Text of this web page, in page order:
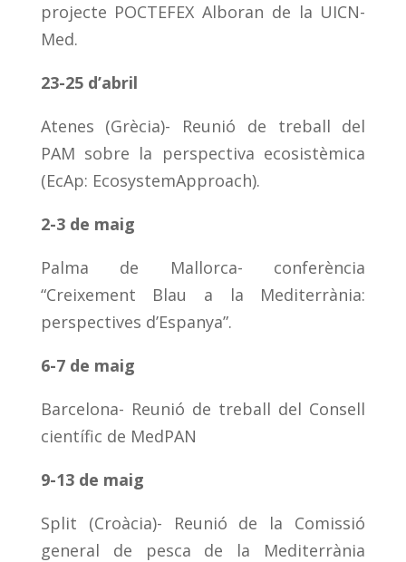
projecte POCTEFEX Alboran de la UICN-
Med.
23-25 d’abril
Atenes (Grècia)- Reunió de treball del
PAM sobre la perspectiva ecosistèmica
(EcAp: EcosystemApproach).
2-3 de maig
Palma de Mallorca- conferència
“Creixement Blau a la Mediterrània:
perspectives d’Espanya”.
6-7 de maig
Barcelona- Reunió de treball del Consell
científic de MedPAN
9-13 de maig
Split (Croàcia)- Reunió de la Comissió
general de pesca de la Mediterrània